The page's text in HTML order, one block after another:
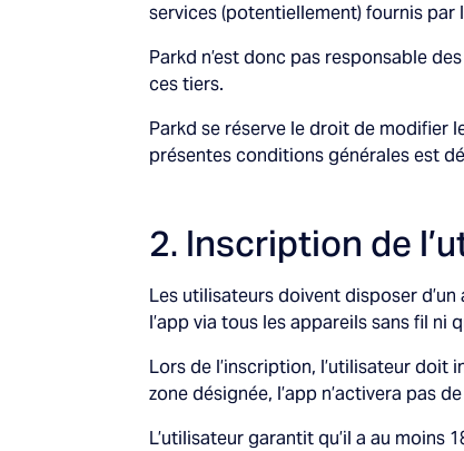
services (potentiellement) fournis par
Parkd n’est donc pas responsable
ces tiers.
Parkd se réserve le droit de modifier
présentes conditions générales est
2. Inscription de
Les utilisateurs doivent disposer
l’app via tous les appareils sans fil ni
Lors de l’inscription, l’utilisateur doit
zone désignée, l’app n’activera pas
L’utilisateur garantit qu’il a au moins